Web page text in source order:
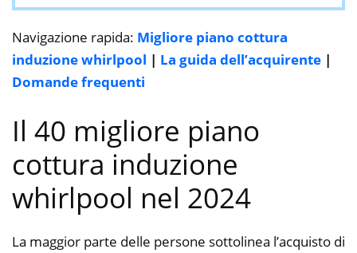
Navigazione rapida: Migliore piano cottura
induzione whirlpool | La guida dell’acquirente |
Domande frequenti
Il 40 migliore piano
cottura induzione
whirlpool nel 2024
La maggior parte delle persone sottolinea l’acquisto di